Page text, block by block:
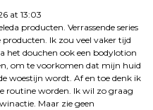
at 13:03
producten. Verrassende series
producten. Ik zou veel vaker tijd
het douchen ook een bodylotion
om te voorkomen dat mijn huid
woestijn wordt. Af en toe denk ik
routine worden. Ik wil zo graag
Maar zie geen